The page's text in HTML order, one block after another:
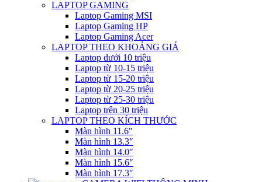
LAPTOP GAMING
Laptop Gaming MSI
Laptop Gaming HP
Laptop Gaming Acer
LAPTOP THEO KHOẢNG GIÁ
Laptop dưới 10 triệu
Laptop từ 10-15 triệu
Laptop từ 15-20 triệu
Laptop từ 20-25 triệu
Laptop từ 25-30 triệu
Laptop trên 30 triệu
LAPTOP THEO KÍCH THƯỚC
Màn hình 11.6″
Màn hình 13.3″
Màn hình 14.0″
Màn hình 15.6″
Màn hình 17.3″